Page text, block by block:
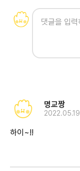
명교짱
2022.05.19